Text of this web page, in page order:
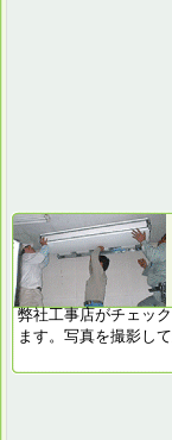
弊社工事店がチェッ
ます。写真を撮影し